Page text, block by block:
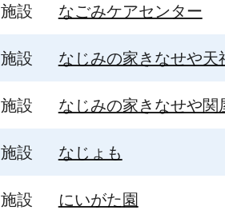
施設 なごみケアセンター
施設 なじみの家きなせや天
施設 なじみの家きなせや関
施設 なじょも
施設 にいがた園